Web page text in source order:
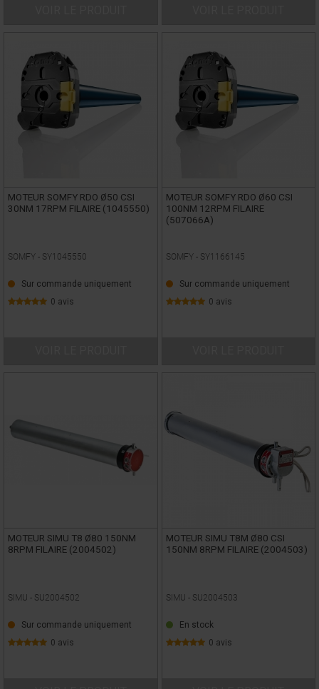
MOTEUR SOMFY RDO Ø50 CSI
30NM 17RPM FILAIRE (1045550)
SOMFY - SY1045550
Sur commande uniquement
0 avis
MOTEUR SOMFY RDO Ø60 CSI
100NM 12RPM FILAIRE
(507066A)
SOMFY - SY1166145
Sur commande uniquement
0 avis
MOTEUR SIMU T8 Ø80 150NM
8RPM FILAIRE (2004502)
SIMU - SU2004502
Sur commande uniquement
0 avis
MOTEUR SIMU T8M Ø80 CSI
150NM 8RPM FILAIRE (2004503)
SIMU - SU2004503
En stock
0 avis